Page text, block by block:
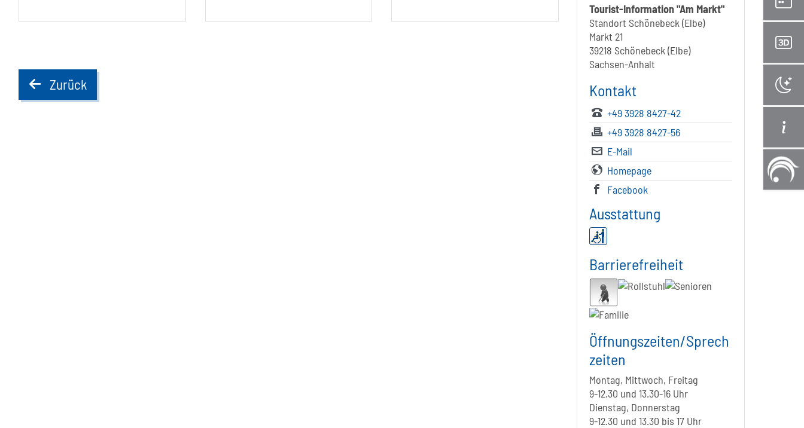
backZurück
Tourist-Information "Am Markt"
Standort Schönebeck (Elbe)
Markt 21
39218 Schönebeck (Elbe)
Sachsen-Anhalt
Kontakt
+49 3928 8427-42
+49 3928 8427-56
E-Mail
Homepage
Facebook
Ausstattung
Barrierefreiheit
Öffnungszeiten/Sprech
zeiten
Montag, Mittwoch, Freitag
9-12.30 und 13.30-16 Uhr
Dienstag, Donnerstag
9-12.30 und 13.30 bis 17 Uhr